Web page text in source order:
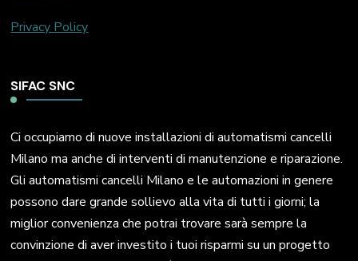
Privacy Policy
SIFAC SNC
Ci occupiamo di nuove installazioni di automatismi cancelli
Milano ma anche di interventi di manutenzione e riparazione.
Gli automatismi cancelli Milano e le automazioni in genere
possono dare grande sollievo alla vita di tutti i giorni; la
miglior convenienza che potrai trovare sarà sempre la
convinzione di aver investito i tuoi risparmi su un progetto